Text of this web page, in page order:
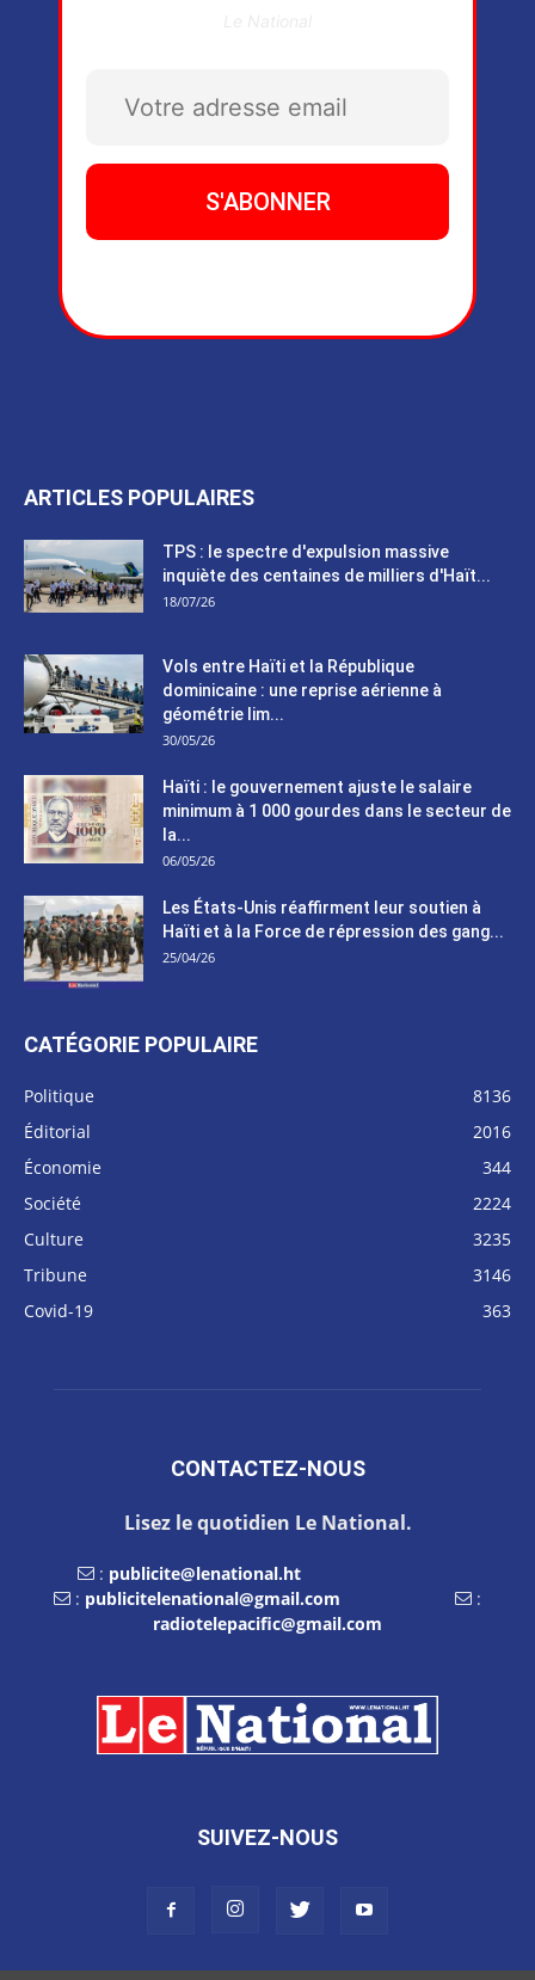
ARTICLES POPULAIRES
TPS : le spectre d'expulsion massive
inquiète des centaines de milliers d'Haït...
18/07/26
Vols entre Haïti et la République
dominicaine : une reprise aérienne à
géométrie lim...
30/05/26
Haïti : le gouvernement ajuste le salaire
minimum à 1 000 gourdes dans le secteur de
la...
06/05/26
Les États-Unis réaffirment leur soutien à
Haïti et à la Force de répression des gang...
25/04/26
CATÉGORIE POPULAIRE
Politique
8136
Éditorial
2016
Économie
344
Société
2224
Culture
3235
Tribune
3146
Covid-19
363
CONTACTEZ-NOUS
Lisez le quotidien Le National.
: publicite@lenational.ht
: publicitelenational@gmail.com
:
radiotelepacific@gmail.com
SUIVEZ-NOUS